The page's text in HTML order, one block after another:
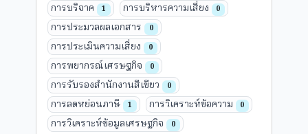
การบริจาค 1 การบริหารความเสี่ยง 0
การประมวลผลเอกสาร 0
การประเมินความเสี่ยง 0
การพยากรณ์เศรษฐกิจ 0
การรับรองสำนักงานสีเขียว 0
การลดหย่อนภาษี 1 การวิเคราะห์ข้อความ 0
การวิเคราะห์ข้อมูลเศรษฐกิจ 0